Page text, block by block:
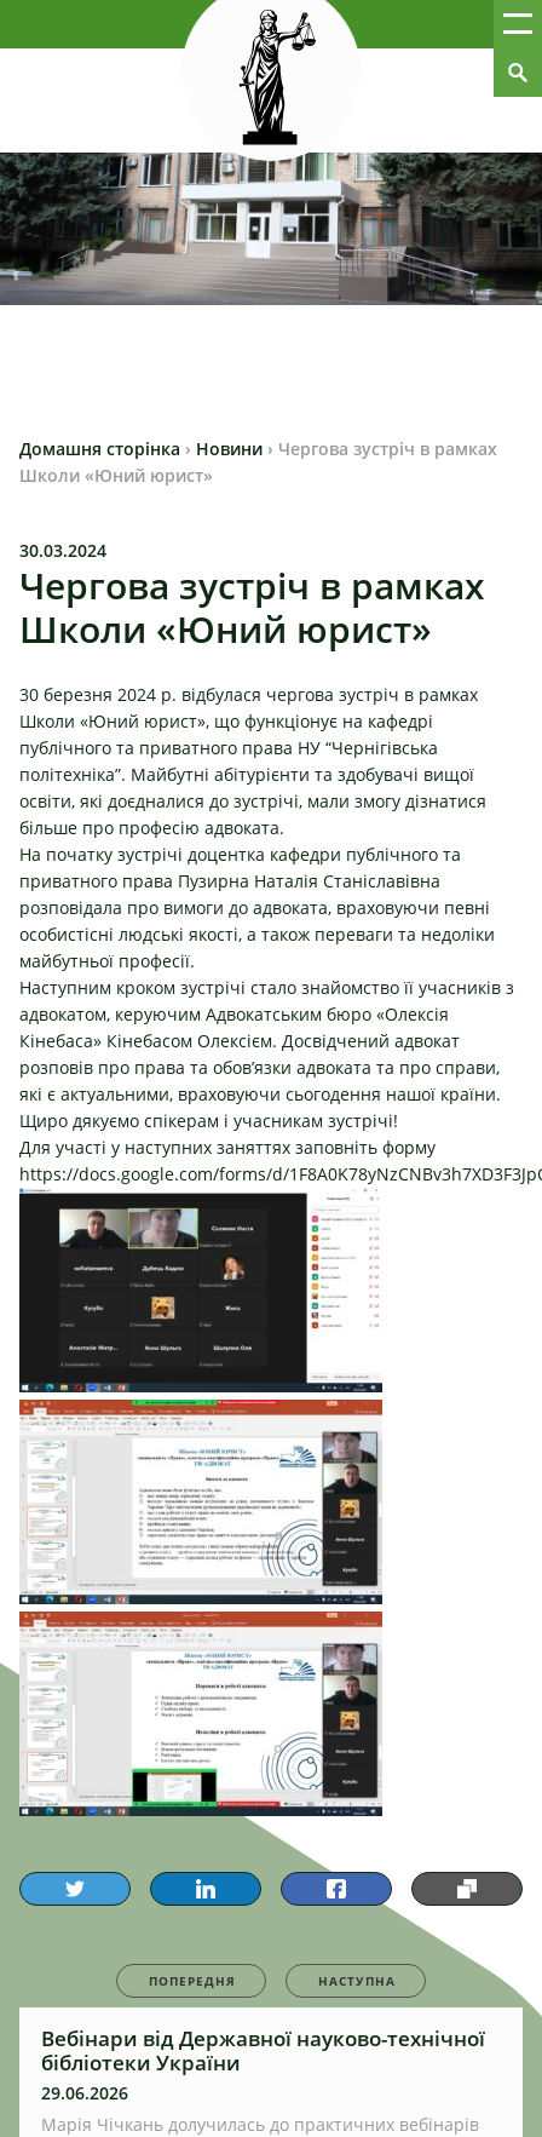
Домашня сторінка › Новини › Чергова зустріч в рамках
Школи «Юний юрист»
30.03.2024
Чергова зустріч в рамках
Школи «Юний юрист»
30 березня 2024 р. відбулася чергова зустріч в рамках
Школи «Юний юрист», що функціонує на кафедрі
публічного та приватного права НУ “Чернігівська
політехніка”. Майбутні абітурієнти та здобувачі вищої
освіти, які доєдналися до зустрічі, мали змогу дізнатися
більше про професію адвоката.
На початку зустрічі доцентка кафедри публічного та
приватного права Пузирна Наталія Станіславівна
розповідала про вимоги до адвоката, враховуючи певні
особистісні людські якості, а також переваги та недоліки
майбутньої професії.
Наступним кроком зустрічі стало знайомство її учасників з
адвокатом, керуючим Адвокатським бюро «Олексія
Кінебаса» Кінебасом Олексієм. Досвідчений адвокат
розповів про права та обов’язки адвоката та про справи,
які є актуальними, враховуючи сьогодення нашої країни.
Щиро дякуємо спікерам і учасникам зустрічі!
Для участі у наступних заняттях заповніть форму
https://docs.google.com/forms/d/
ПОПЕРЕДНЯ НАСТУПНА
Вебінари від Державної науково-технічної
бібліотеки України
29.06.2026
Марія Чічкань долучилась до практичних вебінарів